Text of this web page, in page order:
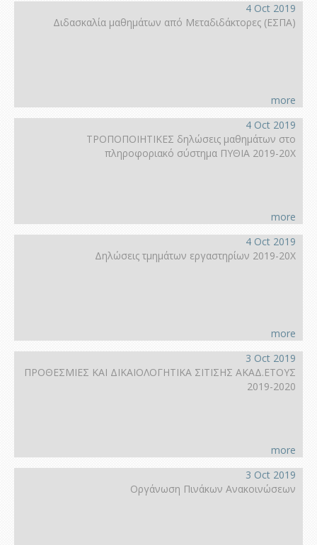
4 Oct 2019
Διδασκαλία μαθημάτων από Μεταδιδάκτορες (ΕΣΠΑ)
more
4 Oct 2019
ΤΡΟΠΟΠΟΙΗΤΙΚΕΣ δηλώσεις μαθημάτων στο
πληροφοριακό σύστημα ΠΥΘΙΑ 2019-20Χ
more
4 Oct 2019
Δηλώσεις τμημάτων εργαστηρίων 2019-20Χ
more
3 Oct 2019
ΠΡΟΘΕΣΜΙΕΣ ΚΑΙ ΔΙΚΑΙΟΛΟΓΗΤΙΚΑ ΣΙΤΙΣΗΣ ΑΚΑΔ.ΕΤΟΥΣ
2019-2020
more
3 Oct 2019
Οργάνωση Πινάκων Ανακοινώσεων